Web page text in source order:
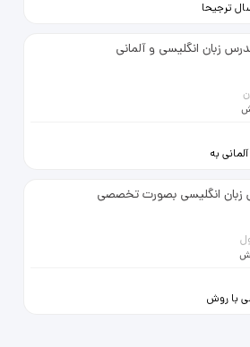
مدرس خانم زیر 40 سال ترجیحا
به
ی
زبان انگلیسی و آلمانی
به
زبان انگلیسی بصورت تخصصی
با روش